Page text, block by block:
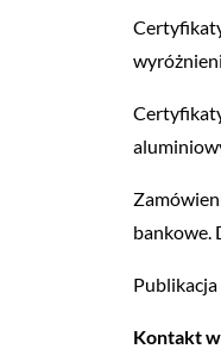
bankowe.
Kontakt